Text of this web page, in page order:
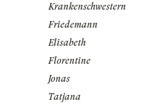
Krankenschwestern
Friedemann
Elisabeth
Florentine
Jonas
Tatjana